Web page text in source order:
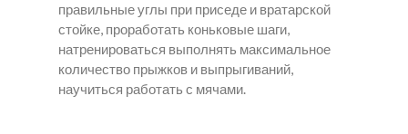
правильные углы при приседе и вратарской
стойке, проработать коньковые шаги,
натренироваться выполнять максимальное
количество прыжков и выпрыгиваний,
научиться работать с мячами.